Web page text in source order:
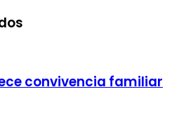
convivencia familiar